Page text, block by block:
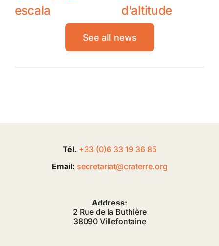
escala
d’altitude
See all news
Tél. +33 (0)6 33 19 36 85
Email: secretariat@craterre.org
Address:
2 Rue de la Buthière
38090 Villefontaine